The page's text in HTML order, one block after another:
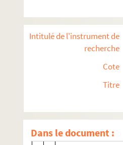
Intitulé de l'instrument de
recherche
Cote
Titre
Dans le document :
M. 97. Contrôle de
M. 101.
M. 166. Gazette
M. 165. Notes sur
P. 39-44. La
P. 45-56.